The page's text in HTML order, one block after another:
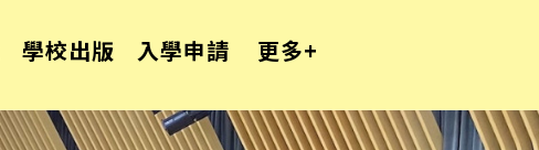
學校出版 入學申請 更多+